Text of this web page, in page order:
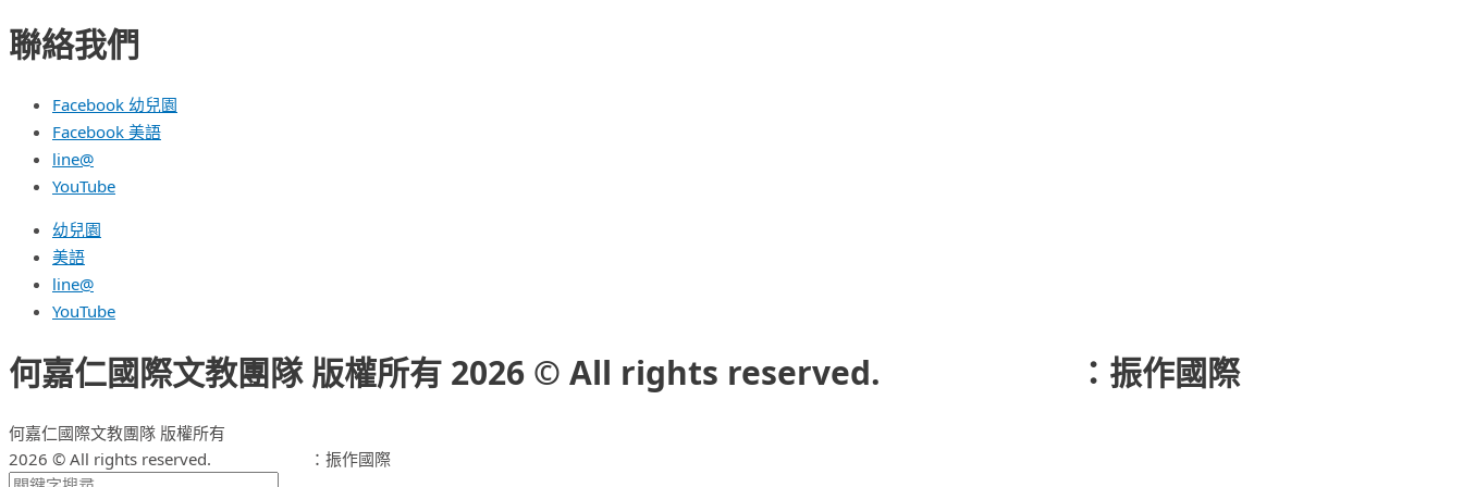
聯絡我們
Facebook 幼兒園
Facebook 美語
line@
YouTube
幼兒園
美語
line@
YouTube
何嘉仁國際文教團隊 版權所有 2026 © All rights reserved. ：振作國際
何嘉仁國際文教團隊 版權所有
2026 © All rights reserved.
：振作國際